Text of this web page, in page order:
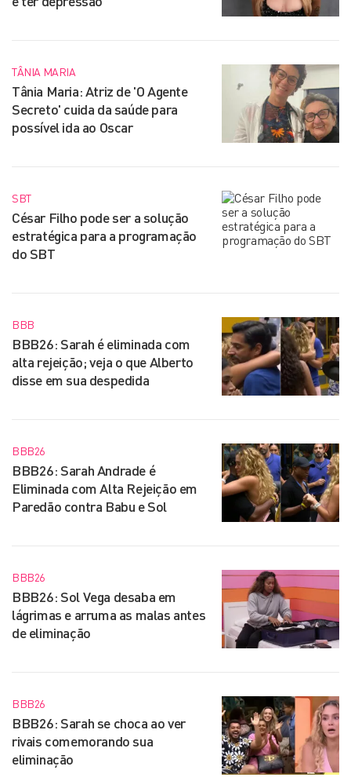
TÂNIA MARIA
Tânia Maria: Atriz de 'O Agente
Secreto' cuida da saúde para
possível ida ao Oscar
SBT
César Filho pode ser a solução
estratégica para a programação
do SBT
BBB
BBB26: Sarah é eliminada com
alta rejeição; veja o que Alberto
disse em sua despedida
BBB26
BBB26: Sarah Andrade é
Eliminada com Alta Rejeição em
Paredão contra Babu e Sol
BBB26
BBB26: Sol Vega desaba em
lágrimas e arruma as malas antes
de eliminação
BBB26
BBB26: Sarah se choca ao ver
rivais comemorando sua
eliminação